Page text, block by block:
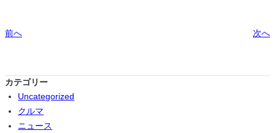
前へ 次へ
カテゴリー
Uncategorized
クルマ
ニュース